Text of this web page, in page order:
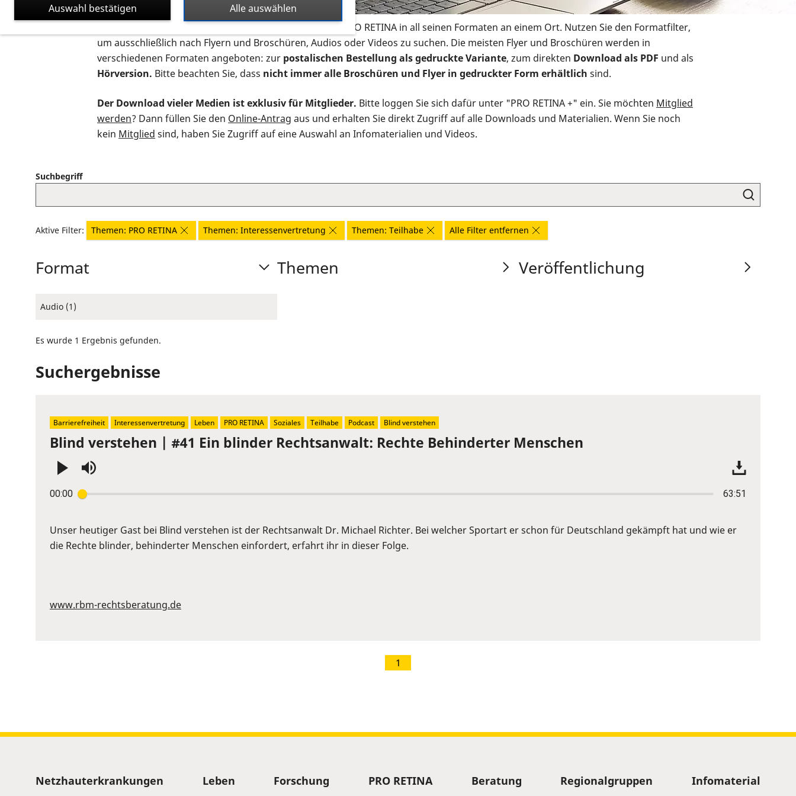
Auf dieser Seite finden Sie sämtliches Infomaterial der PRO RETINA in all seinen Formaten an einem Ort. Nutzen Sie den Formatfilter,
um ausschließlich nach Flyern und Broschüren, Audios oder Videos zu suchen. Die meisten Flyer und Broschüren werden in
verschiedenen Formaten angeboten: zur postalischen Bestellung als gedruckte Variante, zum direkten Download als PDF und als
Hörversion. Bitte beachten Sie, dass nicht immer alle Broschüren und Flyer in gedruckter Form erhältlich sind.
Der Download vieler Medien ist exklusiv für Mitglieder. Bitte loggen Sie sich dafür unter "PRO RETINA +" ein. Sie möchten Mitglied
werden? Dann füllen Sie den Online-Antrag aus und erhalten Sie direkt Zugriff auf alle Downloads und Materialien. Wenn Sie noch
kein Mitglied sind, haben Sie Zugriff auf eine Auswahl an Infomaterialien und Videos.
Suchbegriff
Aktive Filter: Themen: PRO RETINA Themen: Interessenvertretung Themen: Teilhabe Alle Filter entfernen
Format
Audio (1)
Themen Veröffentlichung
Es wurde 1 Ergebnis gefunden.
Suchergebnisse
Blind verstehen | #41 Ein blinder Rechtsanwalt: Rechte Behinderter Menschen
00:00 63:51
Enter
Space
to
Unser heutiger Gast bei Blind verstehen ist der Rechtsanwalt Dr. Michael Richter. Bei welcher Sportart er schon für Deutschland gekämpft hat und wie er
die Rechte blinder, behinderter Menschen einfordert, erfahrt ihr in dieser Folge.
www.rbm-rechtsberatung.de
Barrierefreiheit Interessenvertretung Leben PRO RETINA Soziales Teilhabe Podcast Blind verstehen
1
Sitemap
Netzhauterkrankungen Leben Forschung PRO RETINA Beratung Regionalgruppen Infomaterial
Alle auswählen
Auswahl bestätigen